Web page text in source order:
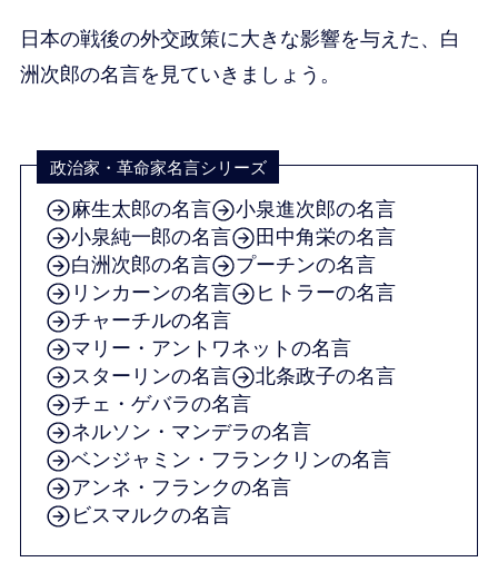
日本の戦後の外交政策に大きな影響を与えた、白
洲次郎の名言を見ていきましょう。
政治家・革命家名言シリーズ
麻生太郎の名言
小泉進次郎の名言
小泉純一郎の名言
田中角栄の名言
白洲次郎の名言
プーチンの名言
リンカーンの名言
ヒトラーの名言
チャーチルの名言
マリー・アントワネットの名言
スターリンの名言
北条政子の名言
チェ・ゲバラの名言
ネルソン・マンデラの名言
ベンジャミン・フランクリンの名言
アンネ・フランクの名言
ビスマルクの名言